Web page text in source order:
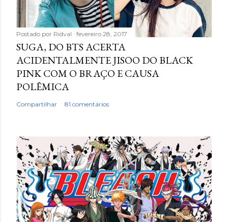
Postado por Ridval fevereiro 28, 2017
SUGA, DO BTS ACERTA
ACIDENTALMENTE JISOO DO BLACK
PINK COM O BRAÇO E CAUSA
POLÊMICA
Compartilhar 81 comentários